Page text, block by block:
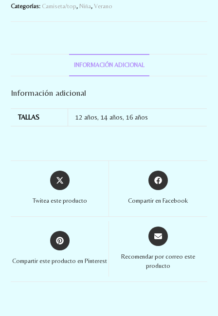
Categorías: Camiseta/top, Niña,Verano
INFORMACIÓN ADICIONAL
Información adicional
TALLAS 12 años,14 años,16 años
Twitea este producto Compartir en Facebook
Compartir este producto en Pinterest
Recomendar por correo este
producto